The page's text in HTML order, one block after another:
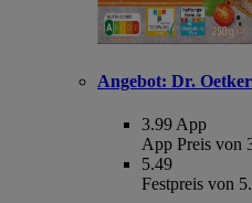
Angebot: Dr.
3.99 App
App Preis von
5.49
Festpreis von